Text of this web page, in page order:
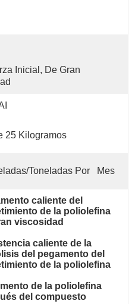
Inicial, De Gran
25 Kilogramos
toneladas Por   Mes
caliente del
de la poliolefina
viscosidad
caliente de la
del pegamento del
de la poliolefina
de la poliolefina
del compuesto